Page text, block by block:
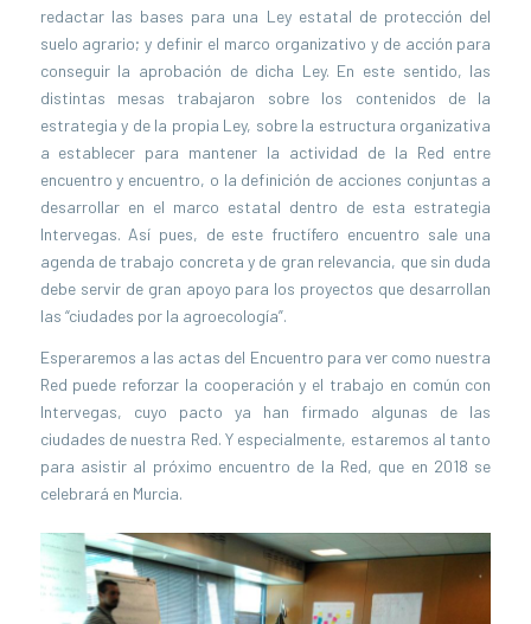
redactar las bases para una Ley estatal de protección del
suelo agrario; y definir el marco organizativo y de acción para
conseguir la aprobación de dicha Ley. En este sentido, las
distintas mesas trabajaron sobre los contenidos de la
estrategia y de la propia Ley, sobre la estructura organizativa
a establecer para mantener la actividad de la Red entre
encuentro y encuentro, o la definición de acciones conjuntas a
desarrollar en el marco estatal dentro de esta estrategia
Intervegas. Así pues, de este fructífero encuentro sale una
agenda de trabajo concreta y de gran relevancia, que sin duda
debe servir de gran apoyo para los proyectos que desarrollan
las “ciudades por la agroecología”.
Esperaremos a las actas del Encuentro para ver como nuestra
Red puede reforzar la cooperación y el trabajo en común con
Intervegas, cuyo pacto ya han firmado algunas de las
ciudades de nuestra Red. Y especialmente, estaremos al tanto
para asistir al próximo encuentro de la Red, que en 2018 se
celebrará en Murcia.